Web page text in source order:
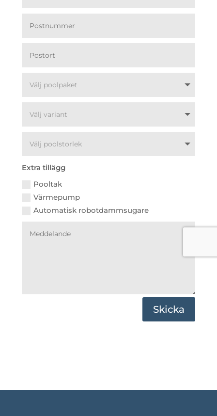
Extra tillägg
Pooltak
Värmepump
Automatisk robotdammsugare
Skicka